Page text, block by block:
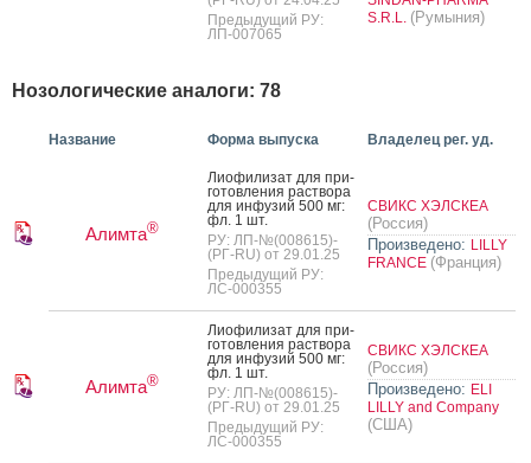
Предыдущий РУ:
ЛП-007065
S.R.L. (Румыния)
Нозологические аналоги: 78
Название Форма выпуска Владелец рег. уд.
Алимта®
Ли­офи­лизат для при­
готов­ле­ния рас­тво­ра
для ин­фу­зий 500 мг:
фл. 1 шт.
РУ: ЛП-№(008615)-
(РГ-RU) от 29.01.25
Предыдущий РУ:
ЛС-000355
СВИКС ХЭЛСКЕА
(Россия)
Произведено: LILLY
FRANCE (Франция)
Алимта®
Ли­офи­лизат для при­
готов­ле­ния рас­тво­ра
для ин­фу­зий 500 мг:
фл. 1 шт.
РУ: ЛП-№(008615)-
(РГ-RU) от 29.01.25
Предыдущий РУ:
ЛС-000355
СВИКС ХЭЛСКЕА
(Россия)
Произведено: ELI
LILLY and Company
(США)